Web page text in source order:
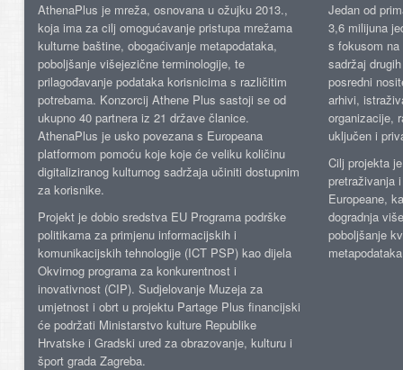
AthenaPlus je mreža, osnovana u ožujku 2013.,
koja ima za cilj omogućavanje pristupa mrežama
kulturne baštine, obogaćivanje metapodataka,
poboljšanje višejezične terminologije, te
prilagođavanje podataka korisnicima s različitim
potrebama. Konzorcij Athene Plus sastoji se od
ukupno 40 partnera iz 21 države članice.
AthenaPlus je usko povezana s Europeana
platformom pomoću koje koje će veliku količinu
digitaliziranog kulturnog sadržaja učiniti dostupnim
za korisnike.
Projekt je dobio sredstva EU Programa podrške
politikama za primjenu informacijskih i
komunikacijskih tehnologije (ICT PSP) kao dijela
Okvirnog programa za konkurentnost i
inovativnost (CIP). Sudjelovanje Muzeja za
umjetnost i obrt u projektu Partage Plus financijski
će podržati Ministarstvo kulture Republike
Hrvatske i Gradski ured za obrazovanje, kulturu i
šport grada Zagreba.
Jedan od
3,6 milijuna
s fokusom
sadržaj
posredni
arhivi,
organizacije,
uključen i
Cilj projekta
pretraživanja
Europeane,
dogradnja
poboljšanje